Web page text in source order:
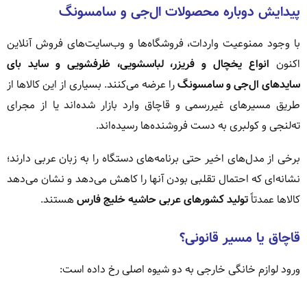
پیدایش دوباره محصولات ال‌جی و سامسونگ
با وجود ممنوعیت واردات، فروشگاه‌ها و وب‌سایت‌های فروش آنلاین
اکنون انواع یخچال و فریزر، لباسشویی، ظرفشویی و ساید بای
سایدهای ال‌جی و سامسونگرا عرضه می‌کنند. بسیاری از این کالاها از
طریق مسیرهای غیررسمی و قاچاق وارد بازار شده‌اند یا از مجرای
ته‌لنجی و کولبری به دست فروشنده‌ها رسیده‌اند.
برخی از مدل‌های اخیر حتی برنامه‌های دستگاه را به زبان عربی دارند؛
نشانه‌ای که احتمال تقلبی بودن آنها را کاهش می‌دهد و نشان می‌دهد
کالاها عمدتاًتولید کشورهای عربی حاشیه خلیج فارس هستند.
قاچاق یا مسیر قانونی؟
ورود لوازم خانگی خارجی به دو شیوه اصلی رخ داده است: